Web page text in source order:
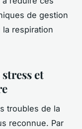
de gestion
respiration
et
troubles de la
reconnue. Par